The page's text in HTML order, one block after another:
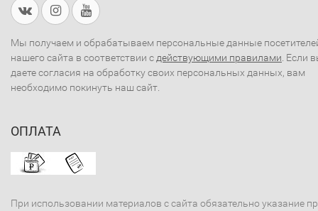
Мы получаем и обрабатываем персональные данные
нашего сайта в соответствии с действующими правилами . Если
даете согласия на обработку своих персональных данных, вам
необходимо покинуть наш сайт.
ОПЛАТА
При использовании материалов с сайта обязательно указание